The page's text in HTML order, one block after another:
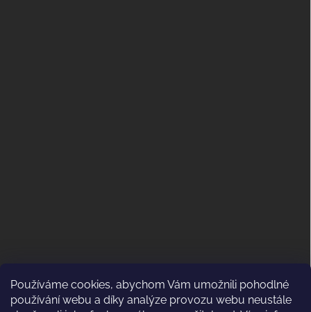
Používáme cookies, abychom Vám umožnili pohodlné
používání webu a díky analýze provozu webu neustále
ODSTOUPENÍ OD KUPNÍ SMLOUVY